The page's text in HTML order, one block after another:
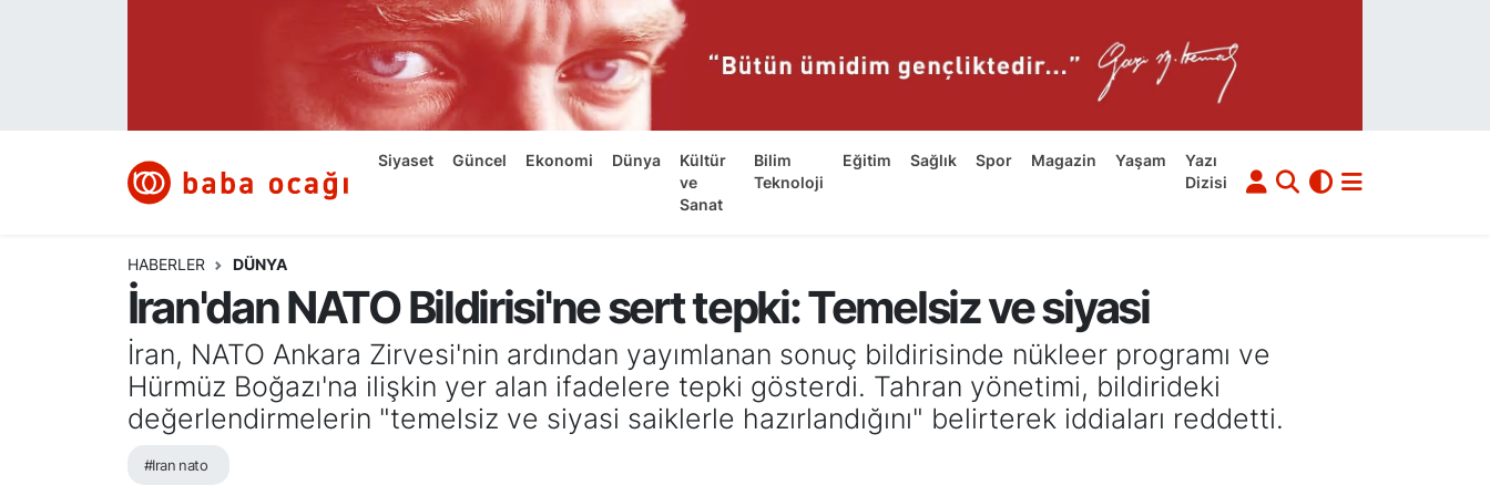
Siyaset Güncel Ekonomi Dünya
Kültür
ve
Sanat
Bilim
Teknoloji
Eğitim Sağlık Spor Magazin Yaşam
Yazı
Dizisi
HABERLER DÜNYA
İran'dan NATO Bildirisi'ne sert tepki: Temelsiz ve siyasi
İran, NATO Ankara Zirvesi'nin ardından yayımlanan sonuç bildirisinde nükleer programı ve
Hürmüz Boğazı'na ilişkin yer alan ifadelere tepki gösterdi. Tahran yönetimi, bildirideki
değerlendirmelerin "temelsiz ve siyasi saiklerle hazırlandığını" belirterek iddiaları reddetti.
#Iran nato
Ekonomi
Kültür ve Sanat
Bilim ve Teknoloji
Namaz Vakitleri
Trafik Durumu
Süper Lig Puan Durumu ve Fikstür
Tüm Manşetler
Son Dakika Haberleri